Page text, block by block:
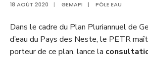
18 AOÛT 2020 | GEMAPI | PÔLE EAU
Dans le cadre du Plan Pluriannuel de
d’eau du Pays des Neste, le PETR
porteur de ce plan, lance la